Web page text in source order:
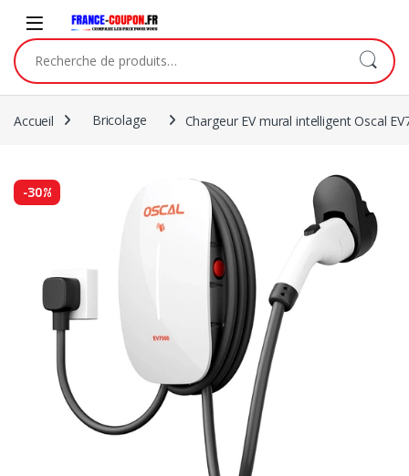
Accueil Bricolage Chargeur EV mural intelligent Oscal
-30%